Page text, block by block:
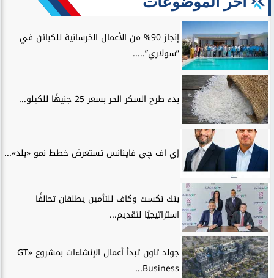
إنجاز 90% من الأعمال الخرسانية للكبائن في
”سولاري”.....
بدء طرح السكر الحر بسعر 25 جنيهًا للكيلو...
إي اف چي فاينانس تستعرض خطط نمو «بلد»...
بنك نكست وكاف للتأمين يطلقان تحالفًا
استراتيجيًا لتقديم...
جولد تاون تبدأ أعمال الإنشاءات بمشروع «GT
Business...